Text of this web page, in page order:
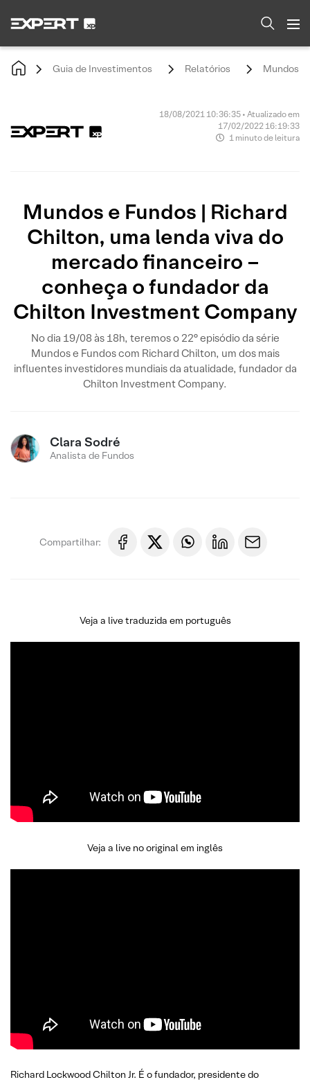
Guia de Investimentos Relatórios Mundos e
18/08/2021 10:36:35 • Atualizado em
17/02/2022 16:19:33
1 minuto de leitura
Mundos e Fundos | Richard
Chilton, uma lenda viva do
mercado financeiro –
conheça o fundador da
Chilton Investment Company
No dia 19/08 às 18h, teremos o 22° episódio da série
Mundos e Fundos com Richard Chilton, um dos mais
influentes investidores mundiais da atualidade, fundador da
Chilton Investment Company.
Clara Sodré
Analista de Fundos
Compartilhar:
Veja a live traduzida em português
Veja a live no original em inglês
Richard Lockwood Chilton Jr. É o fundador, presidente do